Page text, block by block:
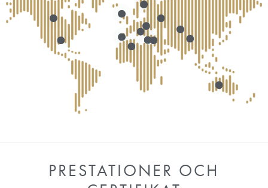
PRESTATIONER OCH